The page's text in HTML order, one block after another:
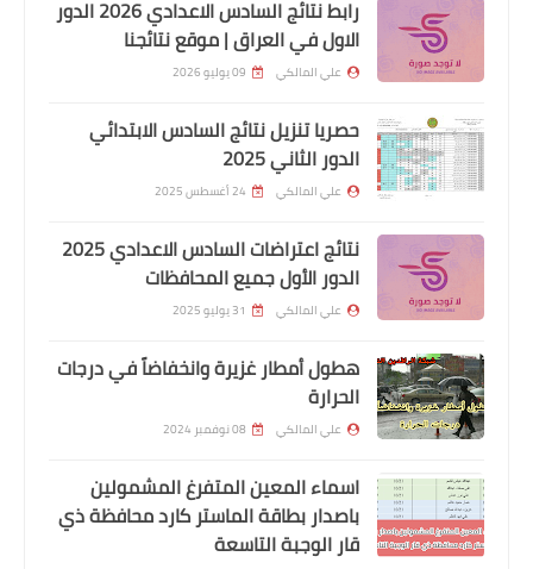
غذائية التجارة ...مستمرة باستلام وتجهيز
مادتي السكر وزيت الطعام في بغداد
والمحافظات
اخبار العامة
اسعار صرف الدولار في بورصة الكفاح لهذا
رابط نتائج السادس الاعدادي 2026 الدور
الاول في العراق | موقع نتائجنا
علي المالكي 09 يوليو 2026
حصريا تنزيل نتائج السادس الابتدائي
الدور الثاني 2025
علي المالكي 24 أغسطس 2025
نتائج اعتراضات السادس الاعدادي 2025
الدور الأول جميع المحافظات
علي المالكي 31 يوليو 2025
هطول أمطار غزيرة وانخفاضاً في درجات
الحرارة
علي المالكي 08 نوفمبر 2024
اسماء المعين المتفرغ المشمولين
باصدار بطاقة الماستر كارد محافظة ذي
قار الوجبة التاسعة